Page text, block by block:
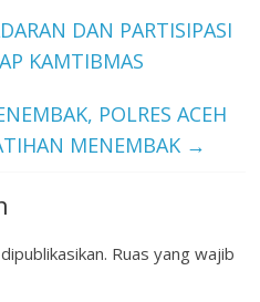
DAN PARTISIPASI
KAMTIBMAS
POLRES ACEH
MENEMBAK →
Ruas yang wajib